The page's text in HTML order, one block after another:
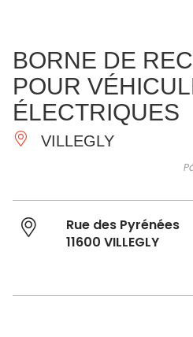
IMPRESCINDIBLES
HACER
BORNE DE
POUR
ÉLECTRIQUES
VILLEGLY
Rue des Pyrénées
11600 VILLEGLY